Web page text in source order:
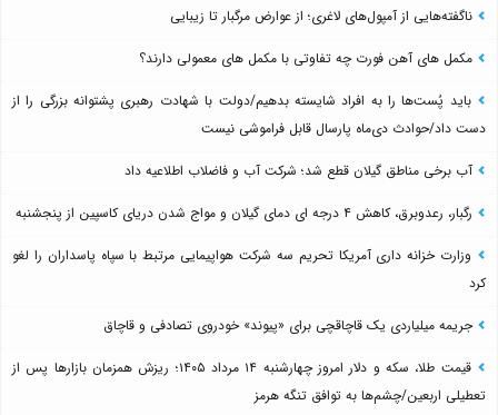
ناگفته‌هایی از آمپول‌های لاغری؛ از عوارض مرگبار تا زیبایی
مکمل های آهن فورت چه تفاوتی با مکمل های معمولی دارند؟
باید پُست‌ها را به افراد شایسته بدهیم/دولت با شهادت رهبری پشتوانه بزرگی را از
دست داد/حوادث دی‌ماه پارسال قابل فراموشی نیست
آب برخی مناطق گیلان قطع شد؛ شرکت آب و فاضلاب اطلاعیه داد
رگبار، رعدوبرق، کاهش ۴ درجه ای دمای گیلان و مواج شدن دریای کاسپین از پنجشنبه
وزارت خزانه داری آمریکا تحریم سه شرکت هواپیمایی مرتبط با سپاه پاسداران را لغو
کرد
جریمه میلیاردی یک قاچاقچی برای «پیوند» خودروی تصادفی و قاچاق
قیمت طلا، سکه و دلار امروز چهارشنبه ۱۴ مرداد ۱۴۰۵؛ ریزش همزمان بازارها پس از
تعطیلی اربعین/چشم‌ها به توافق تنگه هرمز